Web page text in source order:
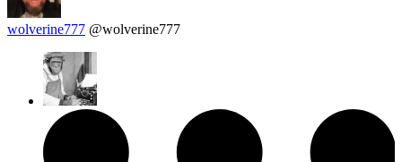
wolverine777 @wolverine777